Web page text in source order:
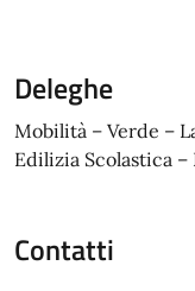
Deleghe
Mobilità – Verde –
Edilizia Scolastica
Contatti